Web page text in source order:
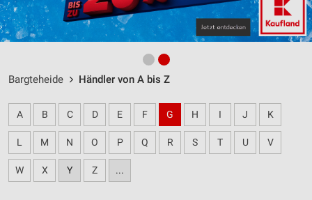
Bargteheide Händler von A bis Z
A B C D E F G H I J K
L M N O P Q R S T U V
W X Y Z ...